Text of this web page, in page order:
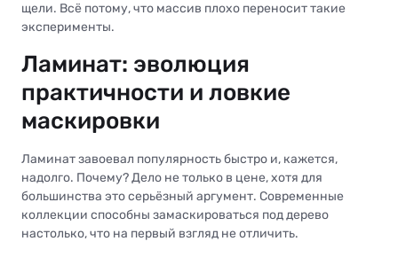
щели. Всё потому, что массив плохо переносит такие
эксперименты.
Ламинат: эволюция
практичности и ловкие
маскировки
Ламинат завоевал популярность быстро и, кажется,
надолго. Почему? Дело не только в цене, хотя для
большинства это серьёзный аргумент. Современные
коллекции способны замаскироваться под дерево
настолько, что на первый взгляд не отличить.